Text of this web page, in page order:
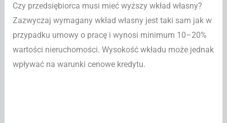
Czy przedsiębiorca musi mieć wyższy wkład własny?
Zazwyczaj wymagany wkład własny jest taki sam jak w
przypadku umowy o pracę i wynosi minimum 10–20%
wartości nieruchomości. Wysokość wkładu może jednak
wpływać na warunki cenowe kredytu.